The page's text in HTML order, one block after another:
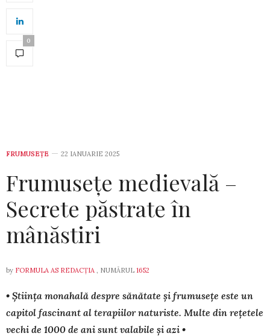
0
FRUMUSEȚE 22 IANUARIE 2025
Frumusețe medievală –
Secrete păstrate în
mânăstiri
by FORMULA AS REDACȚIA , NUMĂRUL 1652
• Știința monahală despre sănătate și frumusețe este un
capitol fascinant al terapiilor naturiste. Multe din rețetele
vechi de 1000 de ani sunt valabile și azi •